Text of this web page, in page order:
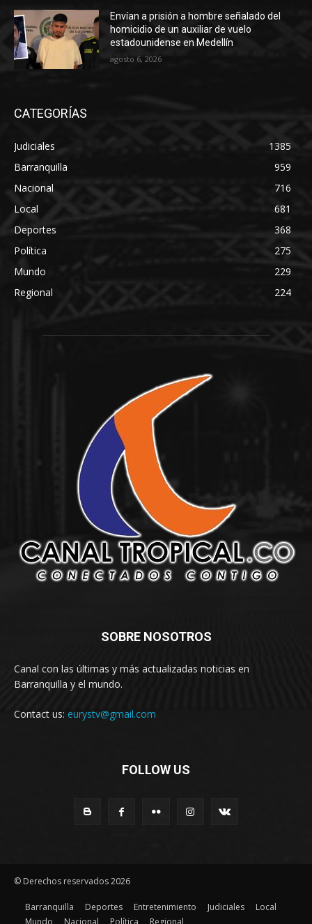
Envían a prisión a hombre señalado del
homicidio de un auxiliar de vuelo
estadounidense en Medellín
agosto 6, 2026
CATEGORÍAS
Judiciales
1385
Barranquilla
959
Nacional
716
Local
681
Deportes
368
Política
275
Mundo
229
Regional
224
SOBRE NOSOTROS
Canal con las últimas y más actualizadas noticias en
Barranquilla y el mundo.
Contact us: eurystv@gmail.com
FOLLOW US
© Derechos reservados 2026
Barranquilla Deportes Entretenimiento Judiciales
Local
Mundo
Nacional Política Regional